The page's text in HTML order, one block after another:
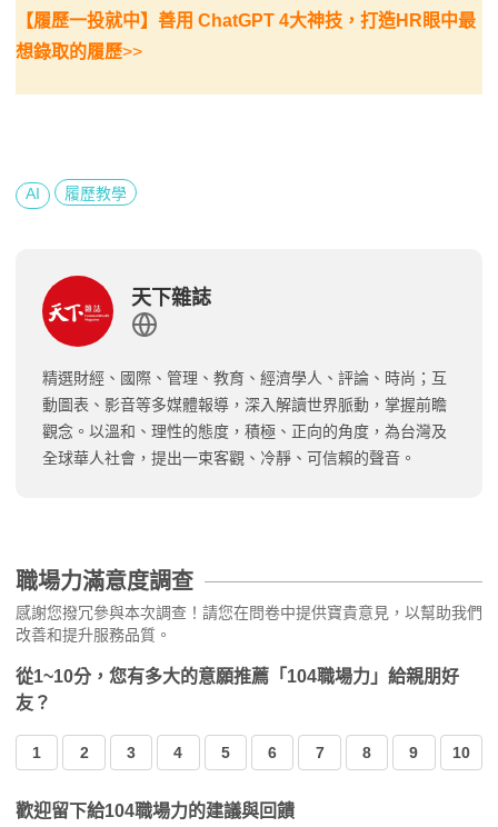
【履歷一投就中】善用 ChatGPT 4大神技，打造HR眼中最
想錄取的履歷>>
AI 履歷教學
天下雜誌
精選財經、國際、管理、教育、經濟學人、評論、時尚；互
動圖表、影音等多媒體報導，深入解讀世界脈動，掌握前瞻
觀念。以溫和、理性的態度，積極、正向的角度，為台灣及
全球華人社會，提出一束客觀、冷靜、可信賴的聲音。
職場力滿意度調查
感謝您撥冗參與本次調查！請您在問卷中提供寶貴意見，以幫助我們
改善和提升服務品質。
從1~10分，您有多大的意願推薦「104職場力」給親朋好
友？
1 2 3 4 5 6 7 8 9 10
歡迎留下給104職場力的建議與回饋